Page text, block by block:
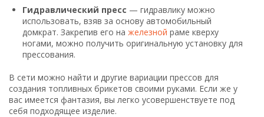
Гидравлический пресс — гидравлику можно
использовать, взяв за основу автомобильный
домкрат. Закрепив его на железной раме кверху
ногами, можно получить оригинальную установку для
прессования.
В сети можно найти и другие вариации прессов для
создания топливных брикетов своими руками. Если же у
вас имеется фантазия, вы легко усовершенствуете под
себя подходящее изделие.